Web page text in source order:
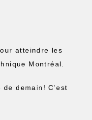
atteindre les
Montréal.
demain! C'est